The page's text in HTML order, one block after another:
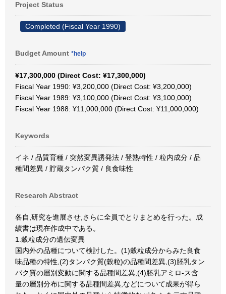
Project Status
Completed (Fiscal Year 1990)
Budget Amount *help
¥17,300,000 (Direct Cost: ¥17,300,000)
Fiscal Year 1990: ¥3,200,000 (Direct Cost: ¥3,200,000)
Fiscal Year 1989: ¥3,100,000 (Direct Cost: ¥3,100,000)
Fiscal Year 1988: ¥11,000,000 (Direct Cost: ¥11,000,000)
Keywords
イネ / 品質育種 / 突然変異誘発法 / 登熟特性 / 粒内成分 / 品
種間差異 / 貯蔵タンパク質 / 良食味性
Research Abstract
各自,研究を進展させ,さらに全員でとりまとめを行った。成
績書は現在作成中である。
1.穀粒成分の遺伝変異
国内外の品種について検討した。(1)穀粒成分からみた良食
味品種の特性,(2)タンパク質(穀粒)の品種間差異,(3)胚乳タン
パク質の層別変動に関する品種間差異,(4)胚乳アミロ-ス含
量の層別分布に関する品種間差異,などについて成果が得ら